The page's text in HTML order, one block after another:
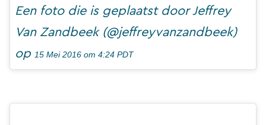
Een foto die is geplaatst door Jeffrey
Van Zandbeek (@jeffreyvanzandbeek)
op 15 Mei 2016 om 4:24 PDT